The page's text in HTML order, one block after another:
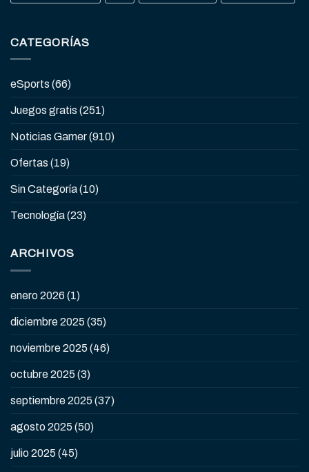
CATEGORÍAS
eSports (66)
Juegos gratis (251)
Noticias Gamer(910)
Ofertas (19)
Sin Categoría(10)
Tecnología(23)
ARCHIVOS
enero 2026 (1)
diciembre 2025 (35)
noviembre 2025 (46)
octubre 2025 (3)
septiembre 2025 (37)
agosto 2025 (50)
julio 2025 (45)